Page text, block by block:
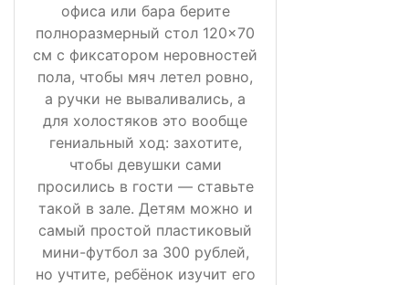
офиса или бара берите
полноразмерный стол 120×70
см с фиксатором неровностей
пола, чтобы мяч летел ровно,
а ручки не вываливались, а
для холостяков это вообще
гениальный ход: захотите,
чтобы девушки сами
просились в гости — ставьте
такой в зале. Детям можно и
самый простой пластиковый
мини-футбол за 300 рублей,
но учтите, ребёнок изучит его